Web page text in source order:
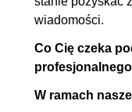
3.5. Historyjka
3.6. Specyfikacja
3.7. Jakość
wymagań
wiadomości.
Co Cię czeka
W ramach